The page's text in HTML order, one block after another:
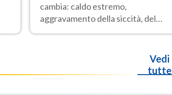
cambia: caldo estremo,
aggravamento della siccità, del
Vedi
tutte